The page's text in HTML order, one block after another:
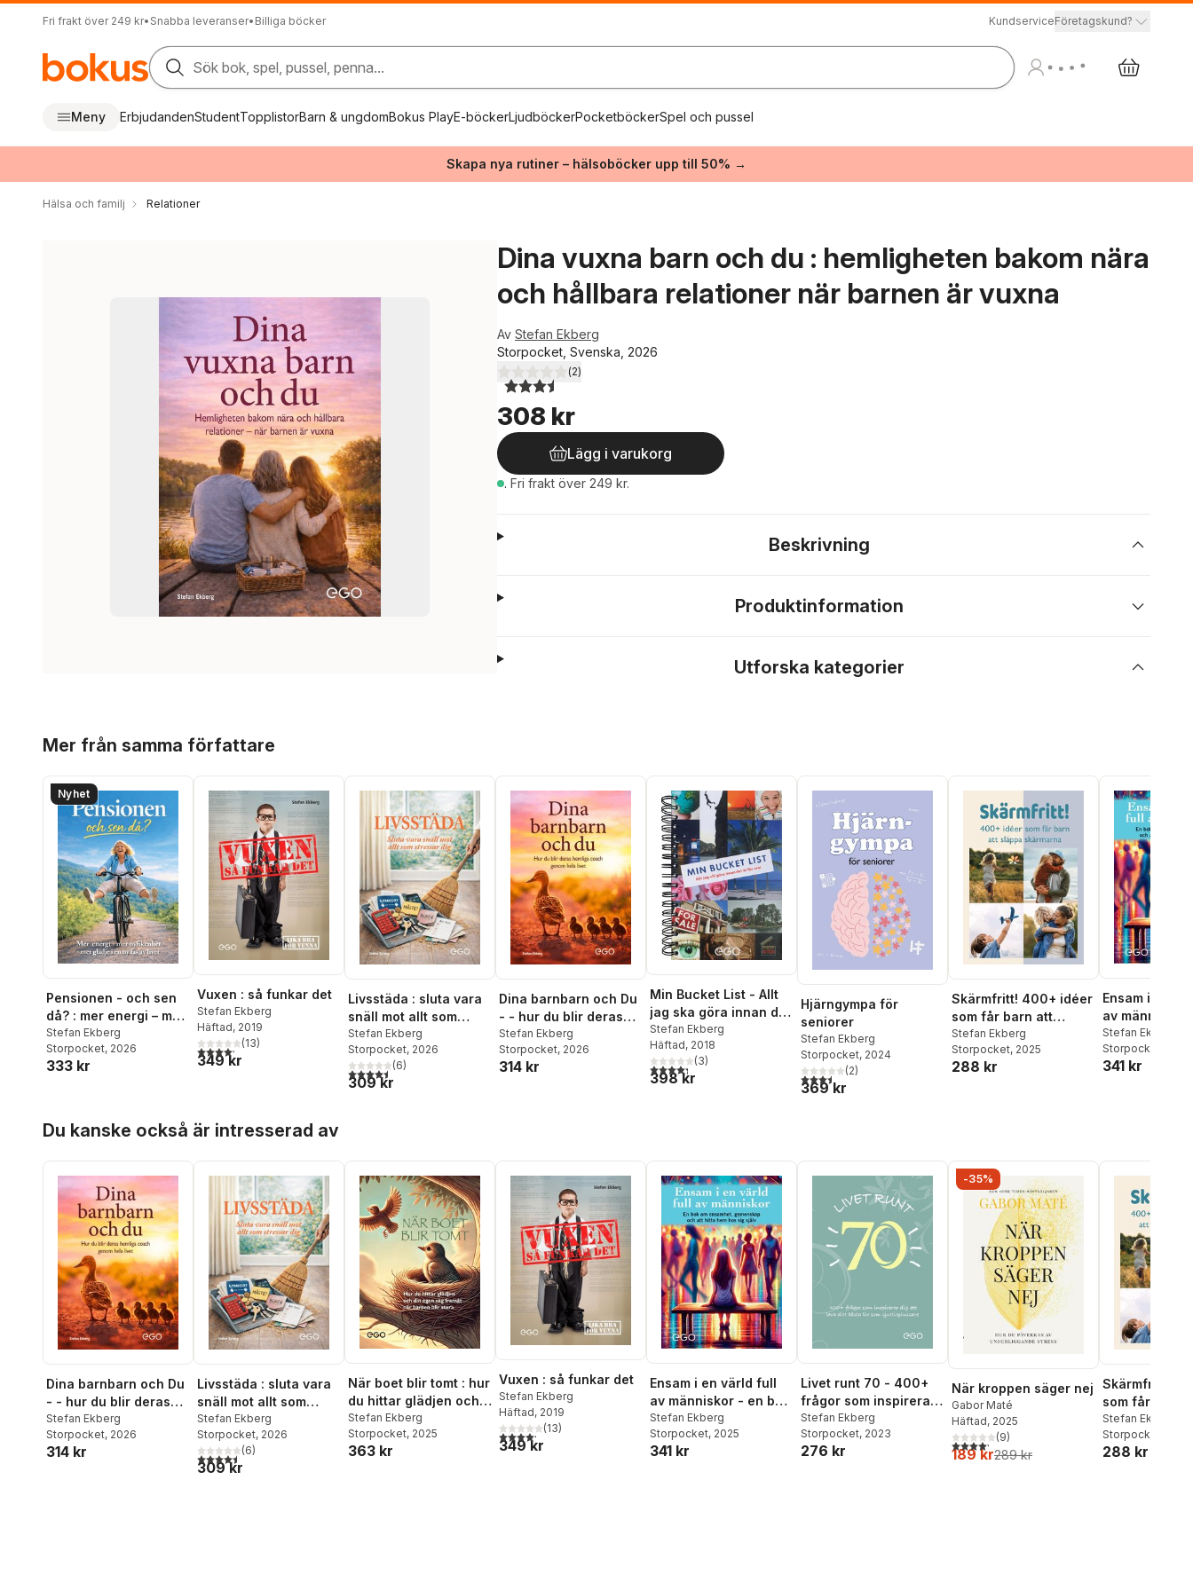
Fri frakt över 249 kr• Snabba leveranser• Billiga böcker KundserviceFöretagskund?
Sök bok, spel, pussel, penna...
Meny ErbjudandenStudentTopplistorBarn & ungdomBokus PlayE-böckerLjudböckerPocketböckerSpel och pussel
Skapa nya rutiner – hälsoböcker upp till 50% →
Hälsa och familj Relationer
Dina vuxna barn och du : hemligheten bakom nära
och hållbara relationer när barnen är vuxna
Av Stefan Ekberg
Storpocket, Svenska, 2026
3,5utav 5 stjärnor. Totalt antal röster:
(2)
308 kr
Lägg i varukorg
. Fri frakt över 249 kr.
Beskrivning
Produktinformation
Utforska kategorier
Mer från samma författare
Nyhet
Pensionen - och sen
då? : mer energi – mer
nyfikenhet – mer
glädje i en ny fas av
livet
Stefan Ekberg
Storpocket, 2026
333 kr
Vuxen : så funkar det
Stefan Ekberg
Häftad, 2019
4,2utav 5 stjärnor. Totalt antal röster:
(13)
349 kr
Livsstäda : sluta vara
snäll mot allt som
stressar dig
Stefan Ekberg
Storpocket, 2026
4,5utav 5 stjärnor. Totalt antal röster:
(6)
309 kr
Dina barnbarn och Du
- - hur du blir deras
hemliga coach genom
hela livet
Stefan Ekberg
Storpocket, 2026
314 kr
Min Bucket List - Allt
jag ska göra innan det
är för sent
Stefan Ekberg
Häftad, 2018
4,3utav 5 stjärnor. Totalt antal röster:
(3)
398 kr
Hjärngympa för
seniorer
Stefan Ekberg
Storpocket, 2024
3,5utav 5 stjärnor. Totalt antal röster:
(2)
369 kr
Skärmfritt! 400+ idéer
som får barn att
släppa skärmarna
Stefan Ekberg
Storpocket, 2025
288 kr
Ensam i en
av människor
om ensamhet,
gemenskap
hitta hem hos
Stefan Ekberg
Storpocket
341 kr
Du kanske också är intresserad av
Dina barnbarn och Du
- - hur du blir deras
hemliga coach genom
hela livet
Stefan Ekberg
Storpocket, 2026
314 kr
Livsstäda : sluta vara
snäll mot allt som
stressar dig
Stefan Ekberg
Storpocket, 2026
4,5utav 5 stjärnor. Totalt antal röster:
(6)
309 kr
När boet blir tomt : hur
du hittar glädjen och
din egen väg framåt
när barnen blir stora
Stefan Ekberg
Storpocket, 2025
363 kr
Vuxen : så funkar det
Stefan Ekberg
Häftad, 2019
4,2utav 5 stjärnor. Totalt antal röster:
(13)
349 kr
Ensam i en värld full
av människor - en bok
om ensamhet,
gemenskap och att
hitta hem hos sig själv
Stefan Ekberg
Storpocket, 2025
341 kr
Livet runt 70 - 400+
frågor som inspirerar
dig att leva ditt bästa
liv som sjuttioplussare
Stefan Ekberg
Storpocket, 2023
276 kr
-35%
När kroppen säger nej
Gabor Maté
Häftad, 2025
4,2utav 5 stjärnor. Totalt antal röster:
(9)
189 kr289 kr
Skärmfritt!
som får barn
släppa
Stefan Ekberg
Storpocket
288 kr